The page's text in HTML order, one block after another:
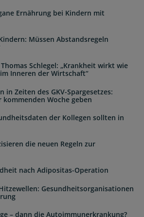
Ernährung bei Kindern mit
Müssen Abstandsregeln
Schlegel: „Krankheit wirkt wie
Inneren der Wirtschaft“
in Zeiten des GKV-Spargesetzes:
Woche geben
der Kollegen sollten in
die neuen Regeln zur
nach Adipositas-Operation
Gesundheitsorganisationen
– dann die Autoimmunerkrankung?